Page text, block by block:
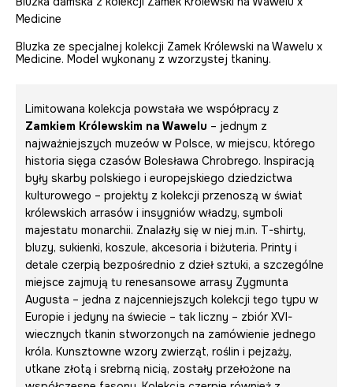
Medicine
Bluzka ze specjalnej kolekcji Zamek Królewski na Wawelu x
Medicine. Model wykonany z wzorzystej tkaniny.
Limitowana kolekcja powstała we współpracy z
Zamkiem Królewskim na Wawelu – jednym z
najważniejszych muzeów w Polsce, w miejscu, którego
historia sięga czasów Bolesława Chrobrego. Inspiracją
były skarby polskiego i europejskiego dziedzictwa
kulturowego – projekty z kolekcji przenoszą w świat
królewskich arrasów i insygniów władzy, symboli
majestatu monarchii. Znalazły się w niej m.in. T-shirty,
bluzy, sukienki, koszule, akcesoria i biżuteria. Printy i
detale czerpią bezpośrednio z dzieł sztuki, a szczególne
miejsce zajmują tu renesansowe arrasy Zygmunta
Augusta – jedna z najcenniejszych kolekcji tego typu w
Europie i jedyny na świecie – tak liczny – zbiór XVI-
wiecznych tkanin stworzonych na zamówienie jednego
króla. Kunsztowne wzory zwierząt, roślin i pejzaży,
utkane złotą i srebrną nicią, zostały przełożone na